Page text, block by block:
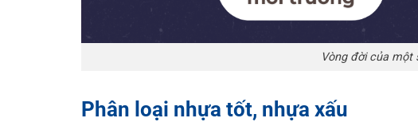
Vòng đời của một
Phân loại nhựa tốt, nhựa xấu